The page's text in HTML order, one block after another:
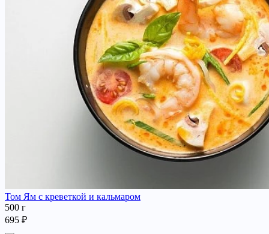
Том Ям с креветкой и кальмаром
500 г
695 ₽